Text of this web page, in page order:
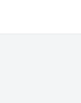
Sie, dass an